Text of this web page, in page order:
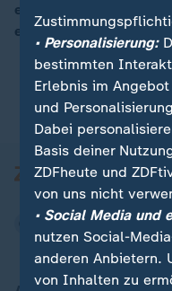
europäischen Ländern
entwickeln".
• Personalisierung:
bestimmten
Erlebnis im
und
Dabei
Basis deiner
ZDFheute und
von uns nicht
• Social Media und
nutzen Social-
anderen Anbietern.
von Inhalten zu